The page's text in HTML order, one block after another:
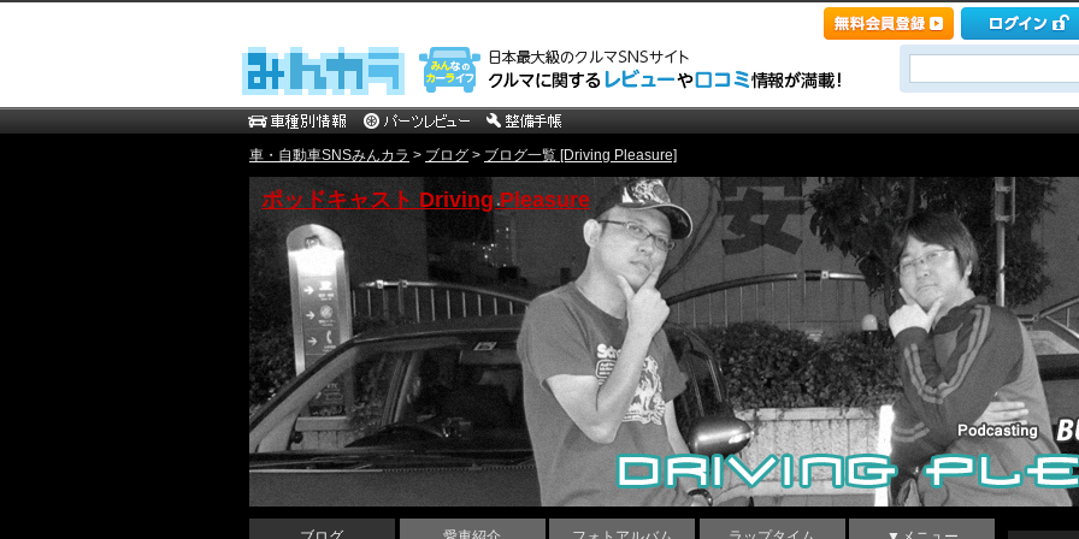
車・自動車SNSみんカラ > ブログ > ブログ一覧 [Driving Pleasure]
ポッドキャスト Driving Pleasure